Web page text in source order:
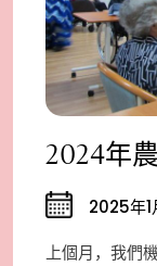
2024年
2025年1
上個月，我們